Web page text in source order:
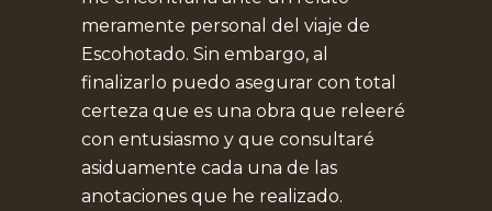
meramente personal del viaje de
Escohotado. Sin embargo, al
finalizarlo puedo asegurar con total
certeza que es una obra que releeré
con entusiasmo y que consultaré
asiduamente cada una de las
anotaciones que he realizado.